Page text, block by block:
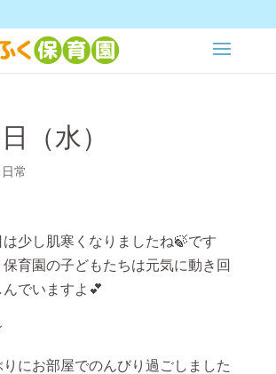
（水）
日常
少し肌寒くなりましたね🍃です
育園の子どもたちは元気に動き回
でいますよ💕
にお部屋でのんびり過ごしました